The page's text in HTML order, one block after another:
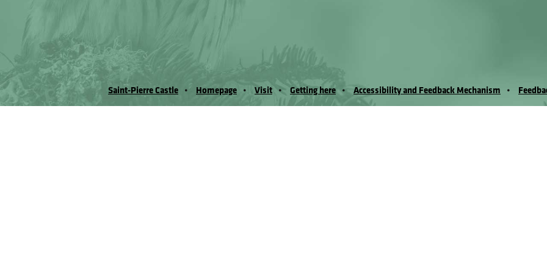
Saint-Pierre Castle Homepage Visit Getting here Accessibility and Feedback Mechanism